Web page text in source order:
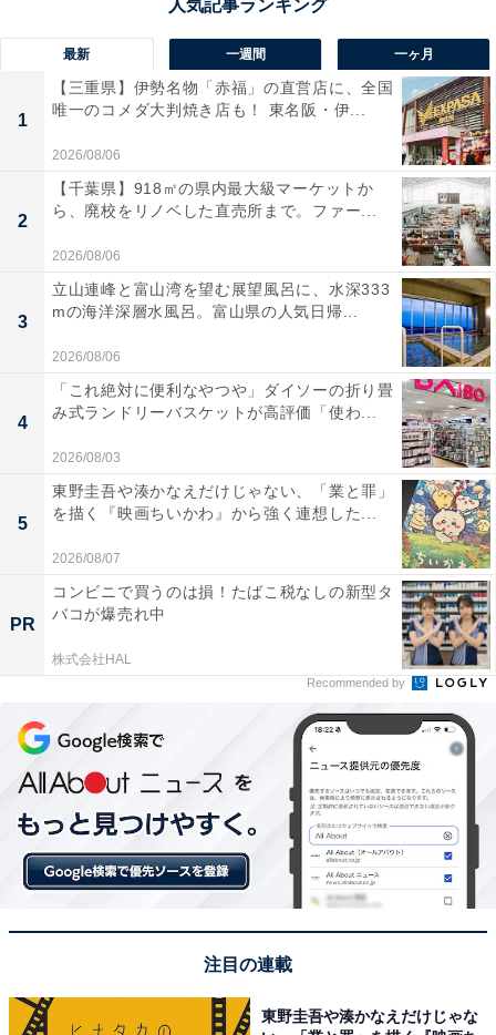
最新 一週間 一ヶ月
1
【三重県】伊勢名物「赤福」の直営店に、全国
唯一のコメダ大判焼き店も！ 東名阪・伊...
2026/08/06
2
【千葉県】918㎡の県内最大級マーケットか
ら、廃校をリノベした直売所まで。ファー...
2026/08/06
3
立山連峰と富山湾を望む展望風呂に、水深333
mの海洋深層水風呂。富山県の人気日帰...
2026/08/06
4
「これ絶対に便利なやつや」ダイソーの折り畳
み式ランドリーバスケットが高評価「使わ...
2026/08/03
5
東野圭吾や湊かなえだけじゃない、「業と罪」
を描く『映画ちいかわ』から強く連想した...
2026/08/07
PR
コンビニで買うのは損！たばこ税なしの新型タ
バコが爆売れ中
株式会社HAL
Recommended by
注目の連載
東野圭吾や湊かなえだけじゃな